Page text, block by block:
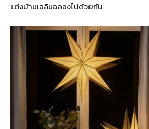
แต่งบ้านเฉลิมฉลองไปด้วยกัน